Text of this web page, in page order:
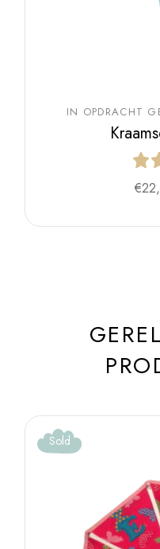
IN OPDRACHT
€
Sold